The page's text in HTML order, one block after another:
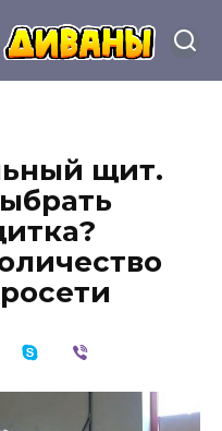
щит.